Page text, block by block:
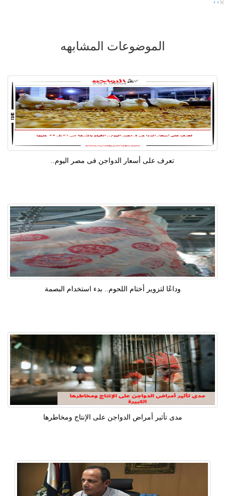
‹
› ×
الموضوعات المشابهه
تعرف على أسعار الدواجن فى مصر اليوم..
وداعًا لتزوير أختام اللحوم.. بدء استخدام البصمة
مدى تأثير أمراض الدواجن على الإنتاج ومخاطرها